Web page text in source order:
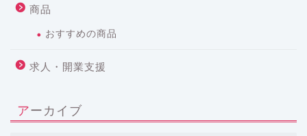
商品
おすすめの商品
求人・開業支援
アーカイブ